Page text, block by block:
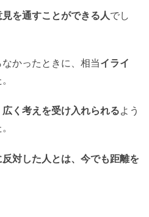
見を通すことができる人でし
かったときに、相当イライ
く考えを受け入れられるよう
対した人とは、今でも距離を